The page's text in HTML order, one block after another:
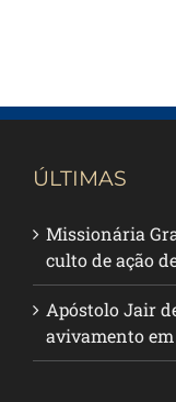
ÚLTIMAS
Missionária
culto de ação
Apóstolo Jair
avivamento